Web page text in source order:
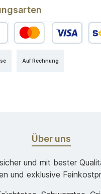
Auf Rechnung
Über uns
und mit bester
und exklusive